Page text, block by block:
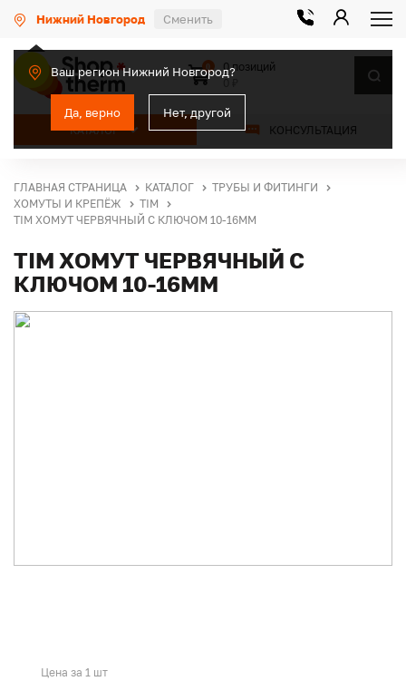
Нижний Новгород Сменить
Ваш регион Нижний Новгород?
Да, верно Нет, другой
КАТАЛОГ КОНСУЛЬТАЦИЯ
0
0 позиций
ГЛАВНАЯ СТРАНИЦА КАТАЛОГ
ТРУБЫ И ФИТИНГИ
ХОМУТЫ И КРЕПЁЖ
TIM
TIM ХОМУТ ЧЕРВЯЧНЫЙ С КЛЮЧОМ 10-16ММ
TIM ХОМУТ ЧЕРВЯЧНЫЙ С
КЛЮЧОМ 10-16ММ
Цена за 1 шт